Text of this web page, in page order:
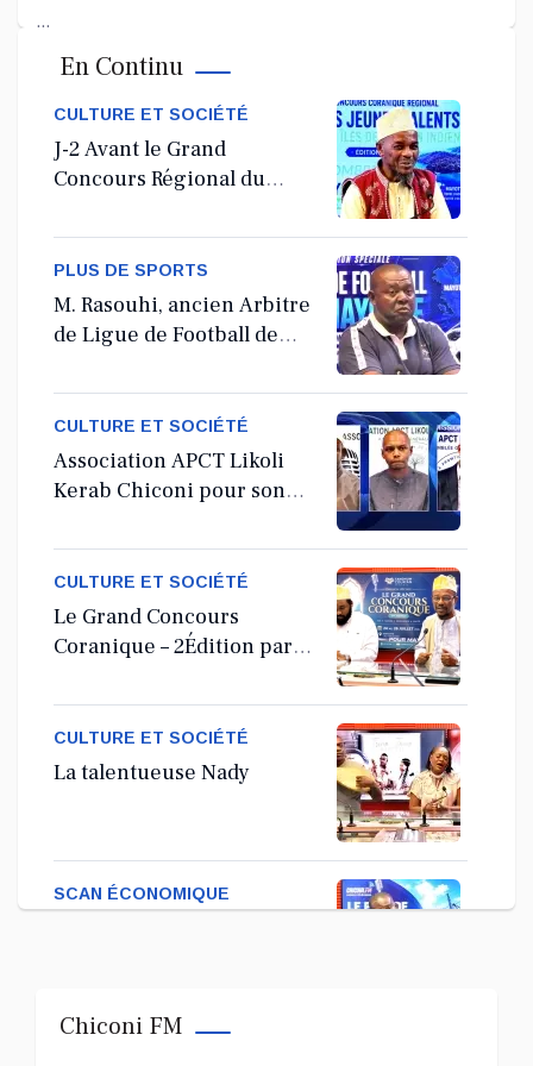
...
Jul 11, 2026
En Continu
CULTURE ET SOCIÉTÉ
J-2 Avant le Grand
Concours Régional du
PLUS DE SPORTS
M. Rasouhi, ancien Arbitre
de Ligue de Football de
CULTURE ET SOCIÉTÉ
Association APCT Likoli
Kerab Chiconi pour son
Ordinaire
CULTURE ET SOCIÉTÉ
Le Grand Concours
Coranique – 2Édition par
Cour'an
CULTURE ET SOCIÉTÉ
La talentueuse Nady
SCAN ÉCONOMIQUE
Chiconi FM